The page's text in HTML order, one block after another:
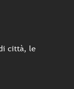
città, le